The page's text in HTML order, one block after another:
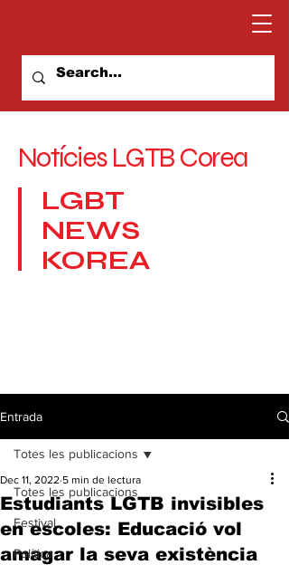
Notícies LGTB Corea
LGBT
NEWS
KOREA
Entrada
Totes les publicacions
Festival
Política
Totes les publicacions
Estudiants LGTB invisibles
en escoles: Educació vol
amagar la seva existència
Dec 11, 2022 5 min de lectura